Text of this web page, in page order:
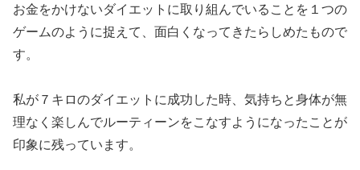
お金をかけないダイエットに取り組んでいることを１つの
ゲームのように捉えて、面白くなってきたらしめたもので
す。
私が７キロのダイエットに成功した時、気持ちと身体が無
理なく楽しんでルーティーンをこなすようになったことが
印象に残っています。